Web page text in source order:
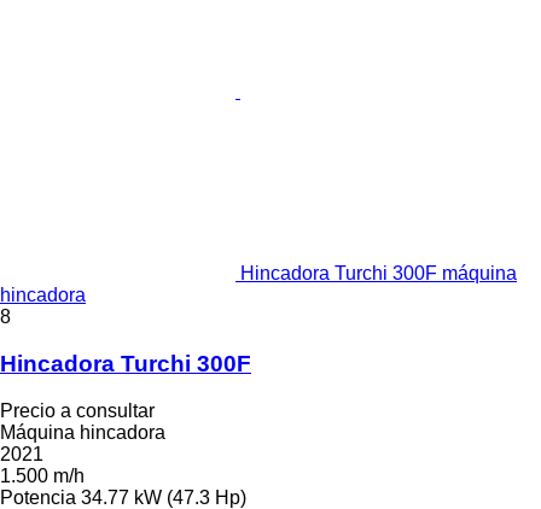
Hincadora Turchi 300F máquina
hincadora
8
Hincadora Turchi 300F
Precio a consultar
Máquina hincadora
2021
1.500 m/h
Potencia 34.77 kW (47.3 Hp)